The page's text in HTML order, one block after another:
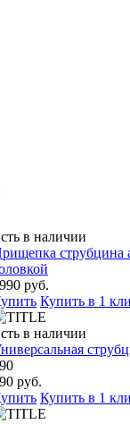
в наличии
струбцина
руб.
Купить в 1
в наличии
руб.
Купить в 1